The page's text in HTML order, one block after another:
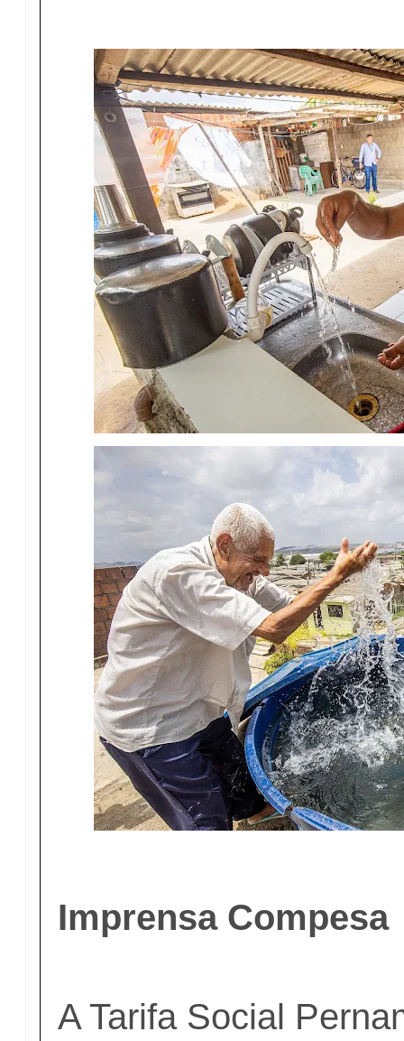
Imprensa Compesa
A Tarifa Social